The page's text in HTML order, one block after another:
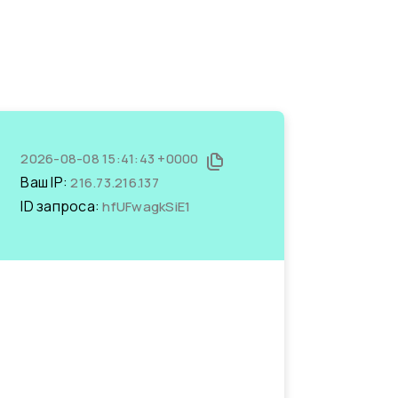
2026-08-08 15:41:43 +0000
Ваш IP:216.73.216.137
ID запроса:hfUFwagkSiE1